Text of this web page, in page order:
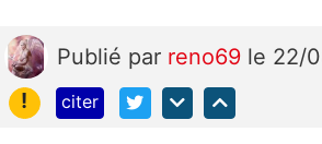
Publié par reno69 le 22/
!
citer